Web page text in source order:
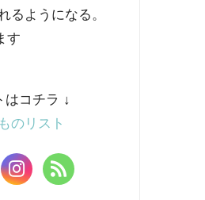
るようになる。
す
はコチラ ↓
のリスト